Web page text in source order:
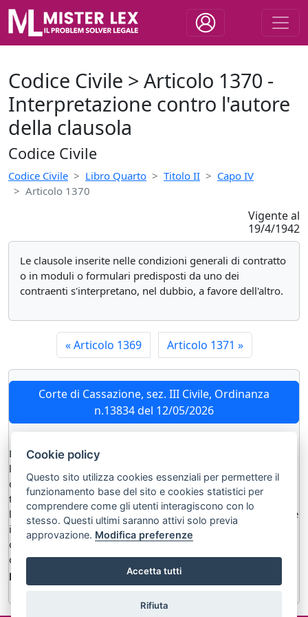
Codice Civile > Articolo 1370 -
Interpretazione contro l'autore
della clausola
Codice Civile
Codice Civile Libro Quarto Titolo II
Capo IV
Articolo 1370
Vigente al
19/4/1942
Le clausole inserite nelle condizioni generali di contratto
o in moduli o formulari predisposti da uno dei
contraenti s'interpretano, nel dubbio, a favore dell'altro.
«Articolo 1369 Articolo 1371 »
Corte di Cassazione, sez. III Civile, Ordinanza
n.13834 del 12/05/2026
La clausola inserita in un contratto di
la quale escluda la garanzia nel caso di sinistri causati da
conducenti“non abilitati alla guida”, èambigua, poiché
tale espressione è teoricamente idonea a ricomprendere sia
le ipotesi diabilitazione mai conseguitao revocata
, sia le
ipotesi di abilitazione conseguita ma soggetta a
o
condizioni
non osservate dal conducente. Ne consegue
che essa deve essere interpretata in sensosfavorevole al
predisponente
, ai sensi dell’art. 1370 c.c.
Cookie policy
Questo sito utilizza cookies essenziali per permettere il
funzionamento base del sito e cookies statistici per
comprendere come gli utenti interagiscono con lo
stesso. Questi ultimi saranno attivi solo previa
approvazione. Modifica preferenze
Accetta tutti
Rifiuta